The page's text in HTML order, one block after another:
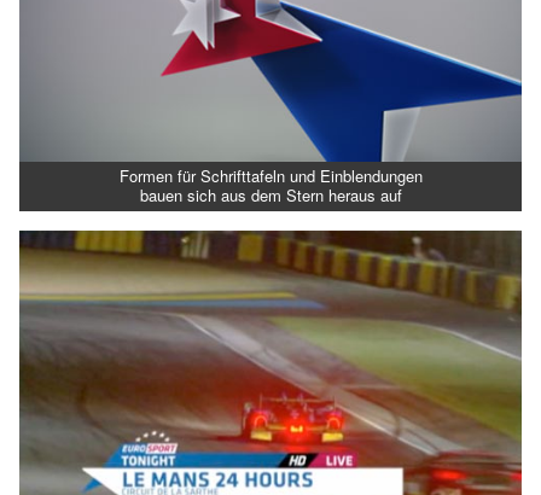
Formen für Schrifttafeln und Einblendungen
bauen sich aus dem Stern heraus auf